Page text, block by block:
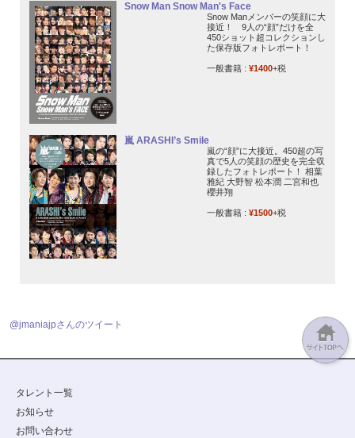
Snow Man Snow Man's Face
Snow Manメンバーの笑顔に大
接近！ 9人の“顔”だけを全
450ショット超コレクションし
た保存版フォトレポート！
一般書籍 : ¥1400+税
嵐 ARASHI’s Smile
嵐の“顔”に大接近。450超の写
真で5人の笑顔の歴史を完全収
録したフォトレポート！ 相葉
雅紀 大野智 松本潤 二宮和也
櫻井翔
一般書籍 : ¥1500+税
@jmaniajpさんのツイート
タレント一覧
お知らせ
お問い合わせ